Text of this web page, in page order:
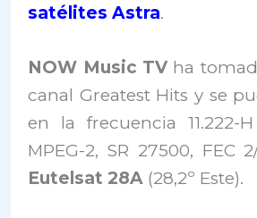
satélites Astra.
NOW Music TVha
canal Greatest Hits y se
en la frecuencia 11.222-
MPEG-2, SR 27500, FEC
Eutelsat 28A (28,2º Este).